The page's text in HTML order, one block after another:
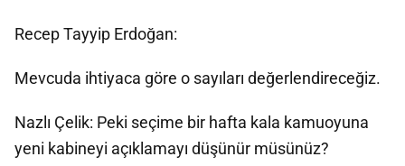
Recep Tayyip Erdoğan:
Mevcuda ihtiyaca göre o sayıları değerlendireceğiz.
Nazlı Çelik: Peki seçime bir hafta kala kamuoyuna
yeni kabineyi açıklamayı düşünür müsünüz?